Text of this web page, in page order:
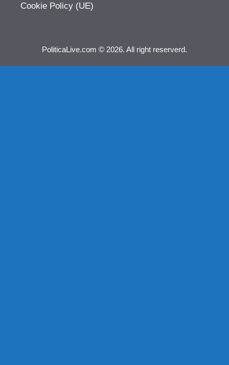
Cookie Policy (UE)
PoliticaLive.com © 2026. All right reserverd.